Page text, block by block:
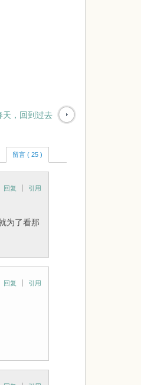
天，回到过去
留言 ( 25 )
回复 引用
为了看那
回复 引用